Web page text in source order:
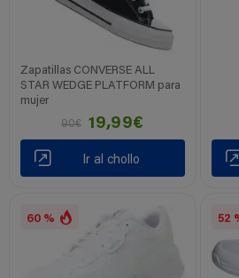
Zapatillas CONVERSE ALL
STAR WEDGE PLATFORM para
mujer
90€
19,99€
Ir al chollo
60 % 52